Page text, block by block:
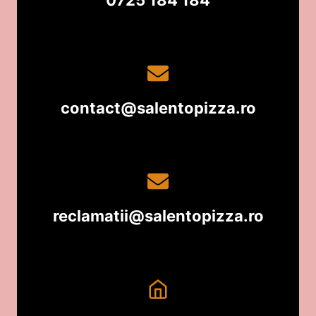
contact@salentopizza.ro
reclamatii@salentopizza.ro